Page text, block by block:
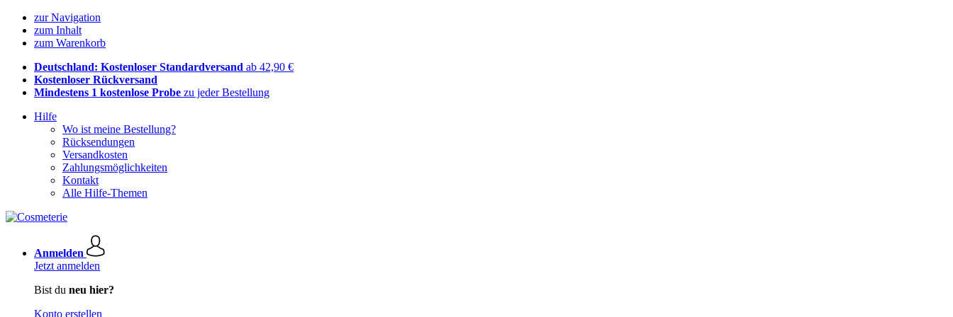
zur Navigation
zum Inhalt
zum Warenkorb
Deutschland: Kostenloser Standardversand ab 42,90 €
Kostenloser Rückversand
Mindestens 1 kostenlose Probe zu jeder Bestellung
Hilfe
Wo ist meine Bestellung?
Rücksendungen
Versandkosten
Zahlungsmöglichkeiten
Kontakt
Alle Hilfe-Themen
Anmelden
Jetzt anmelden
Bist du neu hier?
Konto erstellen